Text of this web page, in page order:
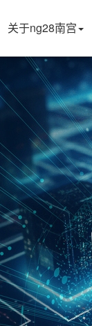
关于ng28南宫